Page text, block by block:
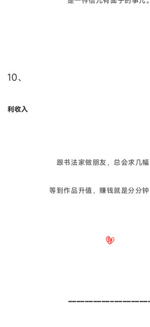
10、
利收入
跟书法家做朋友，总会求几幅
等到作品升值，赚钱就是分分钟